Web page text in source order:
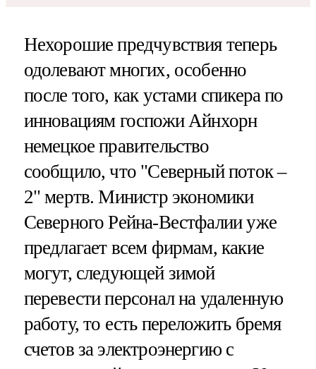
Нехорошие предчувствия теперь
одолевают многих, особенно
после того, как устами спикера по
инновациям госпожи Айнхорн
немецкое правительство
сообщило, что "Северный поток –
2" мертв. Министр экономики
Северного Рейна-Вестфалии уже
предлагает всем фирмам, какие
могут, следующей зимой
перевести персонал на удаленную
работу, то есть переложить бремя
счетов за электроэнергию с